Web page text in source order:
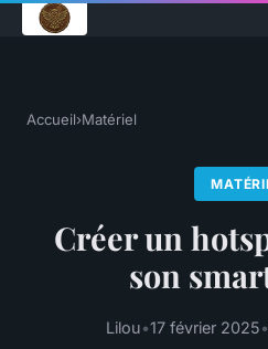
Accueil›Matériel
Créer un
son
Lilou•17 février 2025•